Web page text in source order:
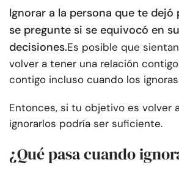
Ignorar a la persona que te dejó
se pregunte si se equivocó en
decisiones.Es posible que
volver a tener una relación
contigo incluso cuando los
Entonces, si tu objetivo es volver
ignorarlos podría ser suficiente.
¿Qué pasa cuando